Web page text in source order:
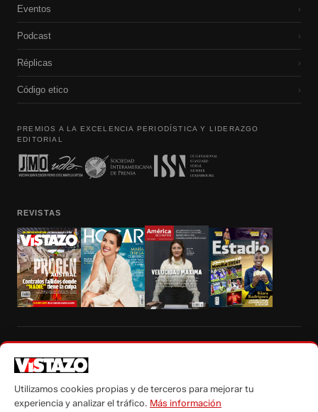
Eventos ›
Podcast ›
Réplicas ›
Código etico ›
PREMIOS A LA EXCELENCIA PERIODÍSTICA Y LIDERAZGO
EDITORIAL
REVISTAS
autorización escrita de su titular, de todos los contenidos de Vistazo.com.
Utilizamos cookies propias y de terceros para mejorar tu
experiencia y analizar el tráfico. Más información